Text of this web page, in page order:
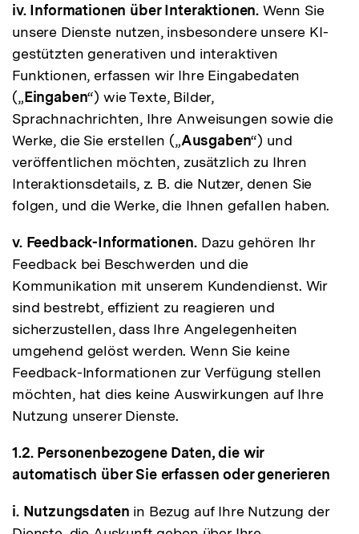
iv. Informationen über Interaktionen. Wenn Sie
unsere Dienste nutzen, insbesondere unsere KI-
gestützten generativen und interaktiven
Funktionen, erfassen wir Ihre Eingabedaten
(„Eingaben“) wie Texte, Bilder,
Sprachnachrichten, Ihre Anweisungen sowie die
Werke, die Sie erstellen („Ausgaben“) und
veröffentlichen möchten, zusätzlich zu Ihren
Interaktionsdetails, z. B. die Nutzer, denen Sie
folgen, und die Werke, die Ihnen gefallen haben.
v. Feedback-Informationen.Dazu gehören Ihr
Feedback bei Beschwerden und die
Kommunikation mit unserem Kundendienst. Wir
sind bestrebt, effizient zu reagieren und
sicherzustellen, dass Ihre Angelegenheiten
umgehend gelöst werden. Wenn Sie keine
Feedback-Informationen zur Verfügung stellen
möchten, hat dies keine Auswirkungen auf Ihre
Nutzung unserer Dienste.
1.2. Personenbezogene Daten, die wir
automatisch über Sie erfassen oder generieren
i. Nutzungsdaten in Bezug auf Ihre Nutzung der